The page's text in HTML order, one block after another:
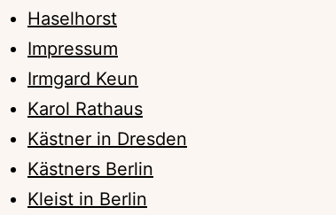
Haselhorst
Impressum
Irmgard Keun
Karol Rathaus
Kästner in Dresden
Kästners Berlin
Kleist in Berlin